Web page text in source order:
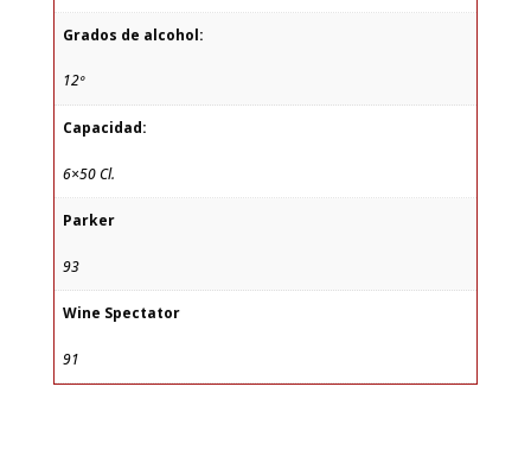
Grados de alcohol:
12º
Capacidad:
6×50 Cl.
Parker
93
Wine Spectator
91